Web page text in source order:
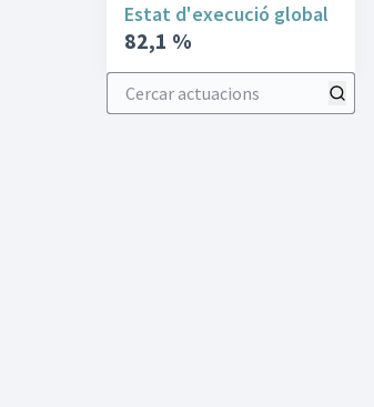
Estat d'execució global
82,1 %
Cercar actuacions